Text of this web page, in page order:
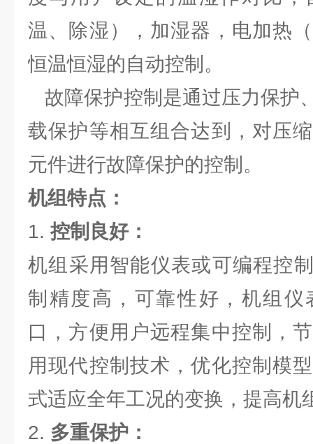
温、除湿），加湿器，电加热
恒温恒湿的自动控制。
故障保护控制是通过压力保护
载保护等相互组合达到，对压
元件进行故障保护的控制。
机组特点：
1. 控制良好：
机组采用智能仪表或可编程控
制精度高，可靠性好，机组仪
口，方便用户远程集中控制，
用现代控制技术，优化控制模
式适应全年工况的变换，提高机
2. 多重保护：